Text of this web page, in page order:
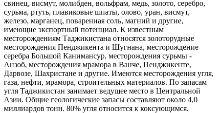
свинец, висмут, молибден, вольфрам, медь, золото, серебро,
сурьма, ртуть, плавиковые шпаты, олово, уран, висмут,
железо, марганец, поваренная соль, магний и другие,
имеющие экспортный потенциал. К известным
месторождениям Таджикистана относятся золоторудные
месторождения Пенджикента и Шугнана, месторождение
серебра Большой Канимансур, месторождения сурьмы -
Анзоб, месторождения мрамора в Ванче, Пенджикенте,
Дарвозе, Шахристане и другие. Имеются месторождения угля,
газа, нефти, мрамора, строительных материалов. По запасам
угля Таджикистан занимает ведущее место в Центральной
Азии. Общие геологические запасы составляют около 4,0
миллиардов тонн. 80% угля относится к коксующимся.